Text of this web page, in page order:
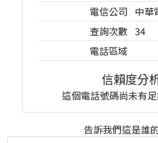
電信公司 中華
查詢次數 34
電話區域
信賴度分
這個電話號碼尚未有
告訴我們這是誰